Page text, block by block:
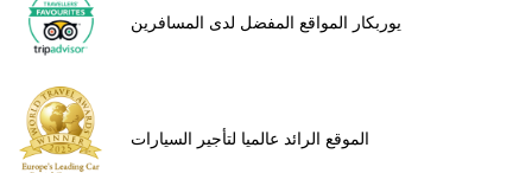
يوربكار المواقع المفضل لدى المسافرين
الموقع الرائد عالميا لتأجير السيارات